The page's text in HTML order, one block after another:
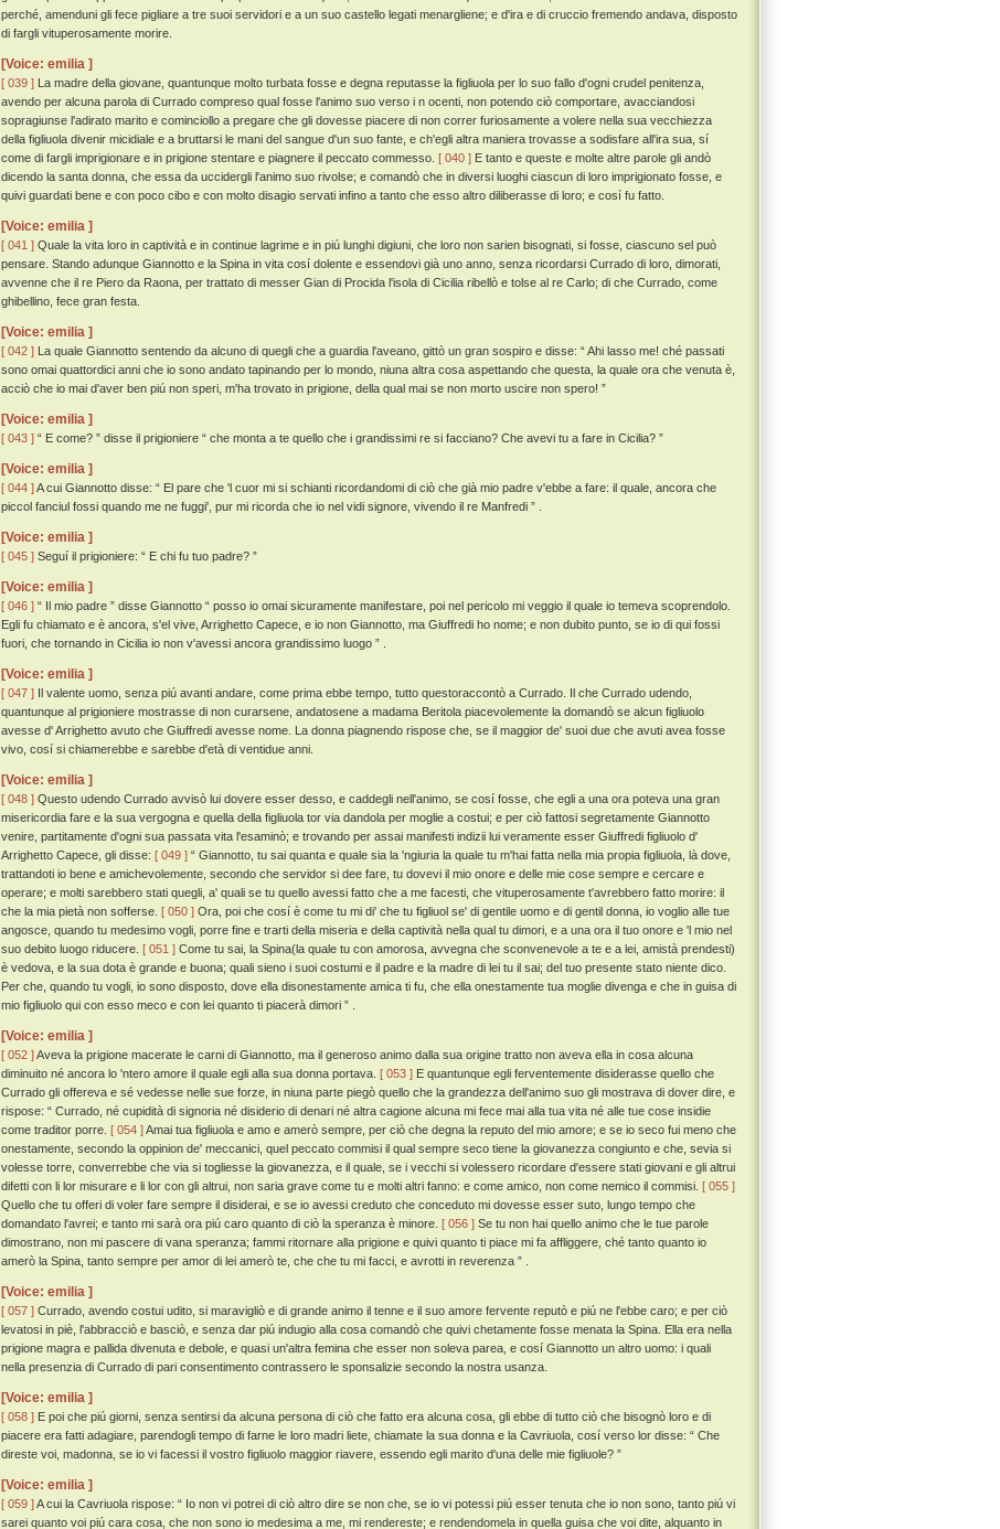
perché, amenduni gli fece pigliare a tre suoi servidori e a un suo castello legati menargliene; e d'ira e di cruccio fremendo andava, disposto
di fargli vituperosamente morire.
[Voice: emilia ]
[ 039 ] La madre della giovane, quantunque molto turbata fosse e degna reputasse la figliuola per lo suo fallo d'ogni crudel penitenza,
avendo per alcuna parola di Currado compreso qual fosse l'animo suo verso i n ocenti, non potendo ciò comportare, avacciandosi
sopragiunse l'adirato marito e cominciollo a pregare che gli dovesse piacere di non correr furiosamente a volere nella sua vecchiezza
della figliuola divenir micidiale e a bruttarsi le mani del sangue d'un suo fante, e ch'egli altra maniera trovasse a sodisfare all'ira sua, sí
come di fargli imprigionare e in prigione stentare e piagnere il peccato commesso. [ 040 ] E tanto e queste e molte altre parole gli andò
dicendo la santa donna, che essa da uccidergli l'animo suo rivolse; e comandò che in diversi luoghi ciascun di loro imprigionato fosse, e
quivi guardati bene e con poco cibo e con molto disagio servati infino a tanto che esso altro diliberasse di loro; e cosí fu fatto.
[Voice: emilia ]
[ 041 ] Quale la vita loro in captività e in continue lagrime e in piú lunghi digiuni, che loro non sarien bisognati, si fosse, ciascuno sel può
pensare. Stando adunque Giannotto e la Spina in vita cosí dolente e essendovi già uno anno, senza ricordarsi Currado di loro, dimorati,
avvenne che il re Piero da Raona, per trattato di messer Gian di Procida l'isola di Cicilia ribellò e tolse al re Carlo; di che Currado, come
ghibellino, fece gran festa.
[Voice: emilia ]
[ 042 ] La quale Giannotto sentendo da alcuno di quegli che a guardia l'aveano, gittò un gran sospiro e disse: “ Ahi lasso me! ché passati
sono omai quattordici anni che io sono andato tapinando per lo mondo, niuna altra cosa aspettando che questa, la quale ora che venuta è,
acciò che io mai d'aver ben piú non speri, m'ha trovato in prigione, della qual mai se non morto uscire non spero! ”
[Voice: emilia ]
[ 043 ] “ E come? ” disse il prigioniere “ che monta a te quello che i grandissimi re si facciano? Che avevi tu a fare in Cicilia? ”
[Voice: emilia ]
[ 044 ]A cui Giannotto disse: “ El pare che 'l cuor mi si schianti ricordandomi di ciò che già mio padre v'ebbe a fare: il quale, ancora che
piccol fanciul fossi quando me ne fuggi', pur mi ricorda che io nel vidi signore, vivendo il re Manfredi ” .
[Voice: emilia ]
[ 045 ] Seguí il prigioniere: “ E chi fu tuo padre? ”
[Voice: emilia ]
[ 046 ] “ Il mio padre ” disse Giannotto “ posso io omai sicuramente manifestare, poi nel pericolo mi veggio il quale io temeva scoprendolo.
Egli fu chiamato e è ancora, s'el vive, Arrighetto Capece, e io non Giannotto, ma Giuffredi ho nome; e non dubito punto, se io di qui fossi
fuori, che tornando in Cicilia io non v'avessi ancora grandissimo luogo ” .
[Voice: emilia ]
[ 047 ] Il valente uomo, senza piú avanti andare, come prima ebbe tempo, tutto questoraccontò a Currado. Il che Currado udendo,
quantunque al prigioniere mostrasse di non curarsene, andatosene a madama Beritola piacevolemente la domandò se alcun figliuolo
avesse d' Arrighetto avuto che Giuffredi avesse nome. La donna piagnendo rispose che, se il maggior de' suoi due che avuti avea fosse
vivo, cosí si chiamerebbe e sarebbe d'età di ventidue anni.
[Voice: emilia ]
[ 048 ] Questo udendo Currado avvisò lui dovere esser desso, e caddegli nell'animo, se cosí fosse, che egli a una ora poteva una gran
misericordia fare e la sua vergogna e quella della figliuola tor via dandola per moglie a costui; e per ciò fattosi segretamente Giannotto
venire, partitamente d'ogni sua passata vita l'esaminò; e trovando per assai manifesti indizii lui veramente esser Giuffredi figliuolo d'
Arrighetto Capece, gli disse: [ 049 ] “ Giannotto, tu sai quanta e quale sia la 'ngiuria la quale tu m'hai fatta nella mia propia figliuola, là dove,
trattandoti io bene e amichevolemente, secondo che servidor si dee fare, tu dovevi il mio onore e delle mie cose sempre e cercare e
operare; e molti sarebbero stati quegli, a' quali se tu quello avessi fatto che a me facesti, che vituperosamente t'avrebbero fatto morire: il
che la mia pietà non sofferse. [ 050 ] Ora, poi che cosí è come tu mi di' che tu figliuol se' di gentile uomo e di gentil donna, io voglio alle tue
angosce, quando tu medesimo vogli, porre fine e trarti della miseria e della captività nella qual tu dimori, e a una ora il tuo onore e 'l mio nel
suo debito luogo riducere. [ 051 ] Come tu sai, la Spina(la quale tu con amorosa, avvegna che sconvenevole a te e a lei, amistà prendesti)
è vedova, e la sua dota è grande e buona; quali sieno i suoi costumi e il padre e la madre di lei tu il sai; del tuo presente stato niente dico.
Per che, quando tu vogli, io sono disposto, dove ella disonestamente amica ti fu, che ella onestamente tua moglie divenga e che in guisa di
mio figliuolo qui con esso meco e con lei quanto ti piacerà dimori ” .
[Voice: emilia ]
[ 052 ]Aveva la prigione macerate le carni di Giannotto, ma il generoso animo dalla sua origine tratto non aveva ella in cosa alcuna
diminuito né ancora lo 'ntero amore il quale egli alla sua donna portava. [ 053 ] E quantunque egli ferventemente disiderasse quello che
Currado gli offereva e sé vedesse nelle sue forze, in niuna parte piegò quello che la grandezza dell'animo suo gli mostrava di dover dire, e
rispose: “ Currado, né cupidità di signoria né disiderio di denari né altra cagione alcuna mi fece mai alla tua vita né alle tue cose insidie
come traditor porre. [ 054 ]Amai tua figliuola e amo e amerò sempre, per ciò che degna la reputo del mio amore; e se io seco fui meno che
onestamente, secondo la oppinion de' meccanici, quel peccato commisi il qual sempre seco tiene la giovanezza congiunto e che, sevia si
volesse torre, converrebbe che via si togliesse la giovanezza, e il quale, se i vecchi si volessero ricordare d'essere stati giovani e gli altrui
difetti con li lor misurare e li lor con gli altrui, non saria grave come tu e molti altri fanno: e come amico, non come nemico il commisi. [ 055 ]
Quello che tu offeri di voler fare sempre il disiderai, e se io avessi creduto che conceduto mi dovesse esser suto, lungo tempo che
domandato l'avrei; e tanto mi sarà ora piú caro quanto di ciò la speranza è minore. [ 056 ] Se tu non hai quello animo che le tue parole
dimostrano, non mi pascere di vana speranza; fammi ritornare alla prigione e quivi quanto ti piace mi fa affliggere, ché tanto quanto io
amerò la Spina, tanto sempre per amor di lei amerò te, che che tu mi facci, e avrotti in reverenza ” .
[Voice: emilia ]
[ 057 ] Currado, avendo costui udito, si maravigliò e di grande animo il tenne e il suo amore fervente reputò e piú ne l'ebbe caro; e per ciò
levatosi in piè, l'abbracciò e basciò, e senza dar piú indugio alla cosa comandò che quivi chetamente fosse menata la Spina. Ella era nella
prigione magra e pallida divenuta e debole, e quasi un'altra femina che esser non soleva parea, e cosí Giannotto un altro uomo: i quali
nella presenzia di Currado di pari consentimento contrassero le sponsalizie secondo la nostra usanza.
[Voice: emilia ]
[ 058 ] E poi che piú giorni, senza sentirsi da alcuna persona di ciò che fatto era alcuna cosa, gli ebbe di tutto ciò che bisognò loro e di
piacere era fatti adagiare, parendogli tempo di farne le loro madri liete, chiamate la sua donna e la Cavriuola, cosí verso lor disse: “ Che
direste voi, madonna, se io vi facessi il vostro figliuolo maggior riavere, essendo egli marito d'una delle mie figliuole? ”
[Voice: emilia ]
[ 059 ]A cui la Cavriuola rispose: “ Io non vi potrei di ciò altro dire se non che, se io vi potessi piú esser tenuta che io non sono, tanto piú vi
sarei quanto voi piú cara cosa, che non sono io medesima a me, mi rendereste; e rendendomela in quella guisa che voi dite, alquanto in